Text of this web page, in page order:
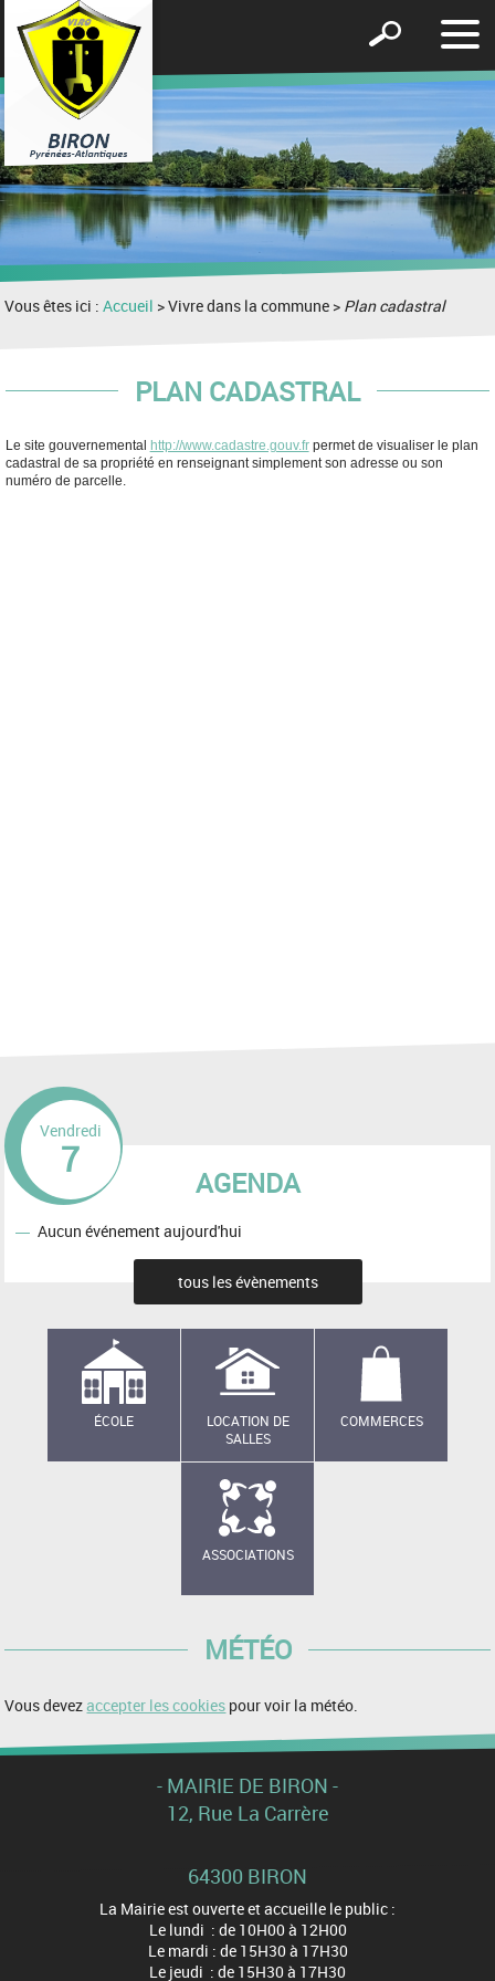
le
Afficher
formulaire
recherche
Vous êtes ici :Accueil > Vivre dans la commune > Plan cadastral
PLAN CADASTRAL
Le site gouvernemental http://www.cadastre.gouv.frpermet de visualiser le plan
cadastral de sa propriété en renseignant simplement son adresse ou son
numéro de parcelle.
AGENDA
Vendredi
7
Aucun événement aujourd'hui
tous les évènements
ÉCOLE
LOCATION DE
SALLES
COMMERCES
ASSOCIATIONS
MÉTÉO
Vous devezaccepter les cookies pour voir la météo.
- MAIRIE DE BIRON -
12, Rue La Carrère
64300 BIRON
La Mairie est ouverte et accueille le public :
Le lundi : de 10H00 à 12H00
Le mardi : de 15H30 à 17H30
Le jeudi : de 15H30 à 17H30